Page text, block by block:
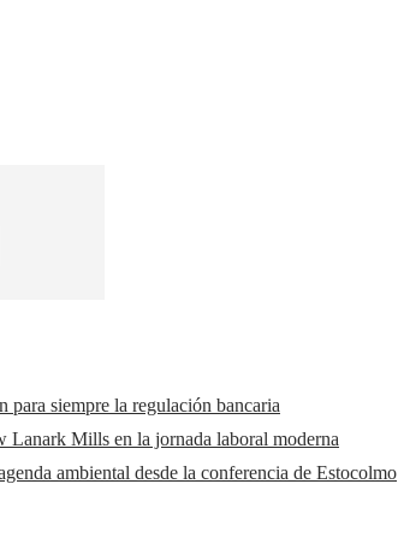
para siempre la regulación bancaria
Mills en la jornada laboral moderna
ambiental desde la conferencia de Estocolmo